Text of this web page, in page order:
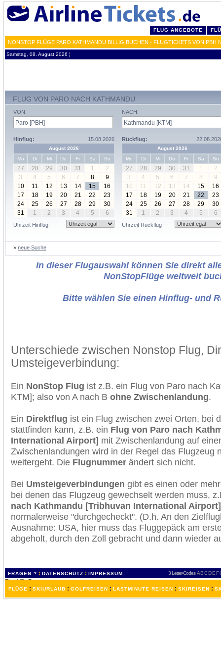
FLUG ANGEBOTE
NONSTOP FLÜGE PARO KATHMANDU BILLIG BUCHEN - FLUGTICKETS VON PBH
Samstag, 08. August 2026 ¦
FLUG VON PARO NACH KATHMANDU
VON:
Hinflug: 15.08.2026
August 2026
Mo
Di Mi Do Fr Sa So
27 28 29 30 31 1
2
3
4 5 6 7 8
9
10
11 12 13 14 15
16
17
18 19 20 21 22
23
24
25 26 27 28 29
30
31
1 2 3 4 5 6
Uhrzeit Hinflug
NACH:
Rückflug:
August 2026
Mo
Di Mi Do Fr Sa So
27 28 29 30 31 1
2
3
4 5 6 7 8
9
10
11 12 13 14 15
16
17
18 19 20 21 22
23
24
25 26 27 28 29
30
31
1 2 3 4 5 6
Uhrzeit Rückflug
» neue Suche
In dieser Flugauswahl können Sie direkt
NonStopFlüge weltweit
Bitte wählen Sie einen Hinflug- und
Unterschiede zwischen Nonstop Flug,
Umsteigeverbindung:
Ein NonStop Flug ist z.B. ein Flug von Paro nach
KTM]; also von A nach B ohne Zwischenlandung.
Ein Direktflug ist ein Flug zwischen zwei Orten, bei
stattfinden kann, z.B. ein Flug von Paro nach
International Airport] mit Zwischenlandung auf
Zwischenlandungen wird in der Regel das Flugzeug
weitergeht. Die Flugnummer ändert sich nicht.
Bei Umsteigeverbindungen gibt es einen oder
bei denen das Flugzeug gewechselt werden muss,
nach Kathmandu [Tribhuvan International Airport]
normalerweise "durchgecheckt". (D.h. An den
Ausnahme: USA, hier muss das Fluggepäck am
abgeholt, durch den Zoll gebracht und dann wieder
FRAGEN ? : DATENSCHUTZ : IMPRESSUM 3 Letter-Codes ABCDEF
FLÜGE : SKIURLAUB : GOLFREISEN : LASTMINUTE REISEN : SKIREISEN :